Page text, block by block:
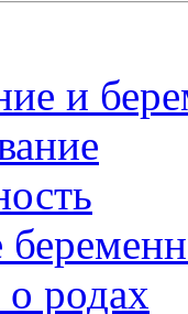
и
о родах